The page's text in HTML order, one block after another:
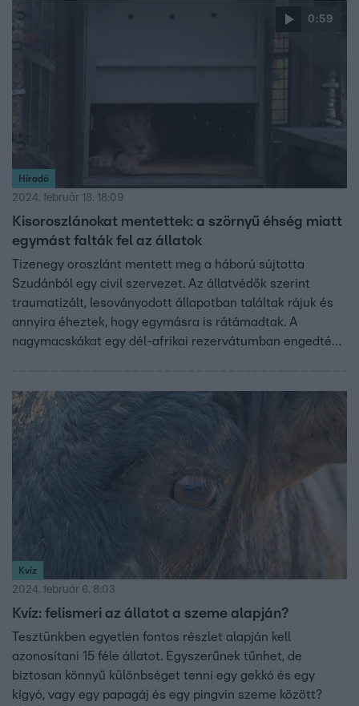
0:59
Híradó
2024. február 18. 18:09
Kisoroszlánokat mentettek: a szörnyű éhség miatt
egymást falták fel az állatok
Tizenegy oroszlánt mentett meg a háború sújtotta
Szudánból egy civil szervezet. Az állatvédők szerint
traumatizált, lesoványodott állapotban találtak rájuk és
annyira éheztek, hogy egymásra is rátámadtak. A
nagymacskákat egy dél-afrikai rezervátumban engedték
Kvíz
2024. február 6. 8:03
Kvíz: felismeri az állatot a szeme alapján?
Tesztünkben egyetlen fontos részlet alapján kell
azonosítani 15 féle állatot. Egyszerűnek tűnhet, de
biztosan könnyű különbséget tenni egy gekkó és egy
kígyó, vagy egy papagáj és egy pingvin szeme között?